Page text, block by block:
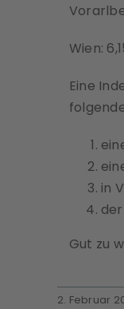
Wien:
Eine
in
Gut zu
2. Februar